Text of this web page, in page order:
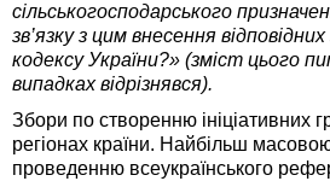
сільськогосподарського
зв’язку з цим внесення
кодексу України?» (зміст цього
випадках відрізнявся).
Збори по створенню ініціативних
регіонах країни. Найбільш
проведенню всеукраїнського